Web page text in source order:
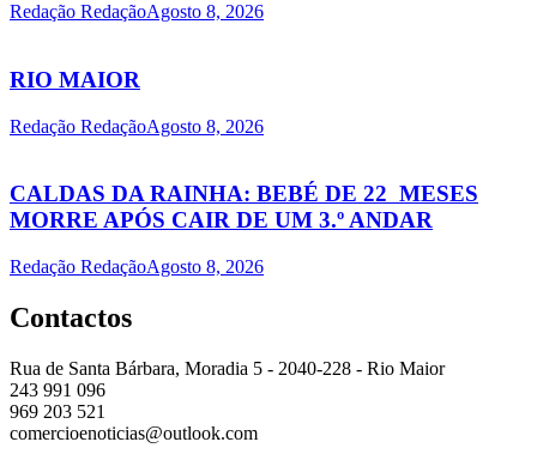
Redação RedaçãoAgosto 8, 2026
RIO MAIOR
Redação RedaçãoAgosto 8, 2026
CALDAS DA RAINHA: BEBÉ DE 22 MESES
MORRE APÓS CAIR DE UM 3.º ANDAR
Redação RedaçãoAgosto 8, 2026
Contactos
Rua de Santa Bárbara, Moradia 5 - 2040-228 - Rio Maior
243 991 096
969 203 521
comercioenoticias@outlook.com